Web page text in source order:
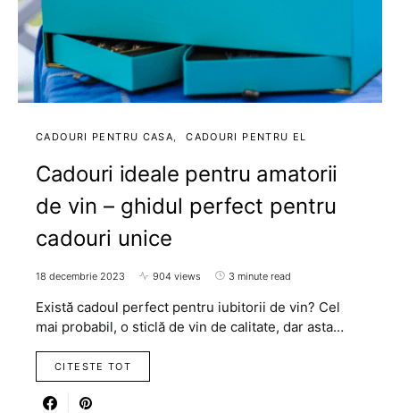
CADOURI PENTRU CASA CADOURI PENTRU EL
Cadouri ideale pentru amatorii
de vin – ghidul perfect pentru
cadouri unice
18 decembrie 2023 904 views 3 minute read
Există cadoul perfect pentru iubitorii de vin? Cel
mai probabil, o sticlă de vin de calitate, dar asta…
CITESTE TOT